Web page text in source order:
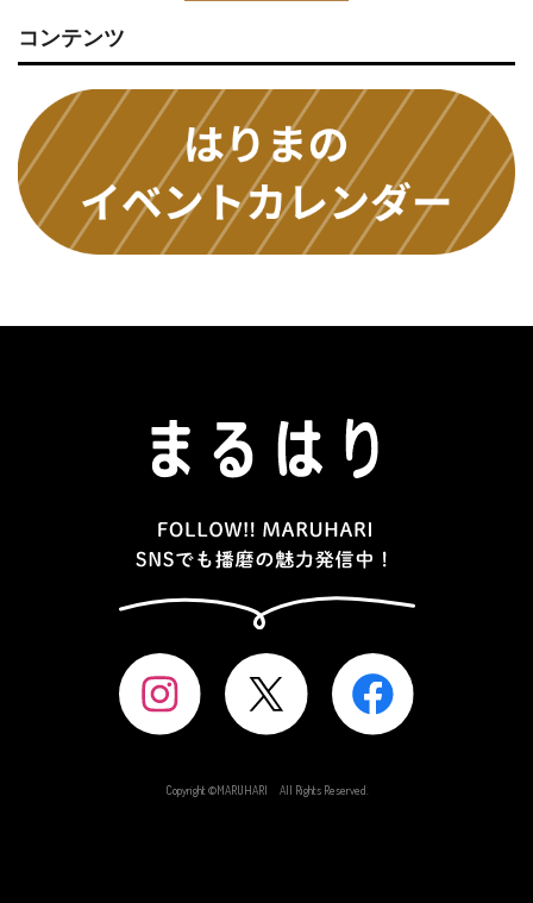
コンテンツ
Copyright ©MARUHARI All Rights Reserved.